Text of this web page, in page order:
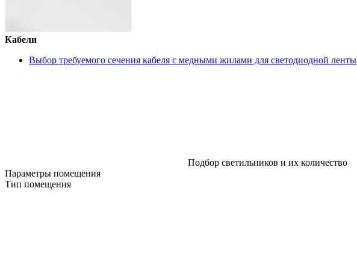
Кабели
Выбор требуемого сечения кабеля с медными жилами для светодиодной ленты
Подбор светильников и их количество
Параметры помещения
Тип помещения